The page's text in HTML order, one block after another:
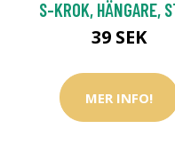
S-KROK, HÄNGARE,
39 SEK
MER INFO!